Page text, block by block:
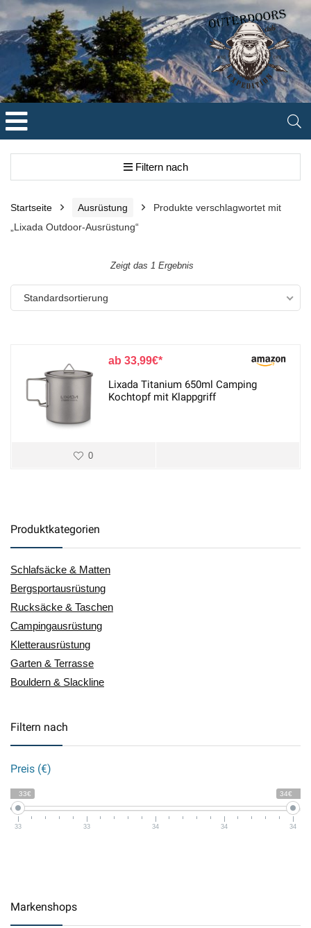
Filtern nach
Startseite Ausrüstung
Produkte verschlagwortet mit
„Lixada Outdoor-Ausrüstung“
Zeigt das 1 Ergebnis
Standardsortierung
33,99€
Lixada Titanium 650ml Camping
Kochtopf mit Klappgriff
0
Produktkategorien
Schlafsäcke & Matten
Bergsportausrüstung
Rucksäcke & Taschen
Campingausrüstung
Kletterausrüstung
Garten & Terrasse
Bouldern & Slackline
Filtern nach
Preis (€)
33€ 34€
33 33 34 34 34
Markenshops